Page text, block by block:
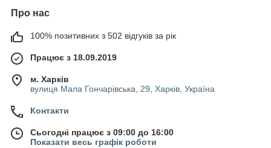
Про нас
100% позитивних з 502 відгуків за рік
Працює з 18.09.2019
м. Харків
вулиця Мала Гончарівська, 29, Харків, Україна
Контакти
Сьогодні працює з 09:00 до 16:00
Показати весь графік роботи